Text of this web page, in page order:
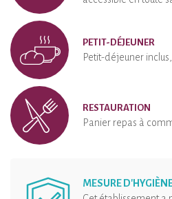
PETIT-DÉJEUNER
Petit-déjeuner
RESTAURATION
Panier repas à
MESURE